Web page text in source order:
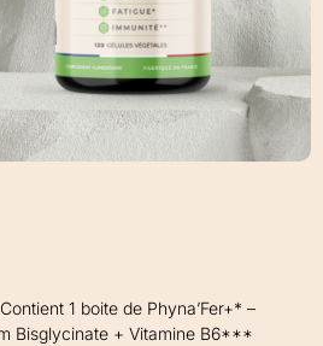
Contient 1 boite de Phyna’Fer+* –
Bisglycinate + Vitamine B6***